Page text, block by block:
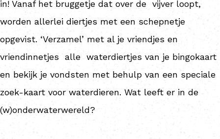
in! Vanaf het bruggetje dat over de vijver loopt,
worden allerlei diertjes met een schepnetje
opgevist. ‘Verzamel’ met al je vriendjes en
vriendinnetjes alle waterdiertjes van je bingokaart
en bekijk je vondsten met behulp van een speciale
zoek-kaart voor waterdieren. Wat leeft er in de
(w)onderwaterwereld?